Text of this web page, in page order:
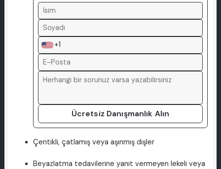
+1
Ücretsiz Danışmanlık Alın
Çentikli, çatlamış veya aşınmış dişler
Beyazlatma tedavilerine yanıt vermeyen lekeli veya